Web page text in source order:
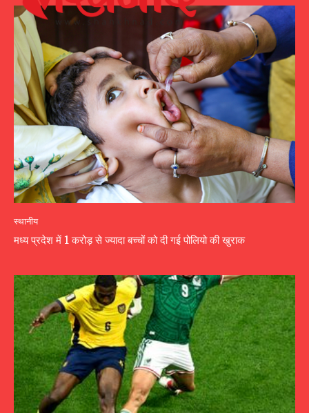
स्थानीय
मध्य प्रदेश में 1 करोड़ से ज्यादा बच्चों को दी गई पोलियो की खुराक